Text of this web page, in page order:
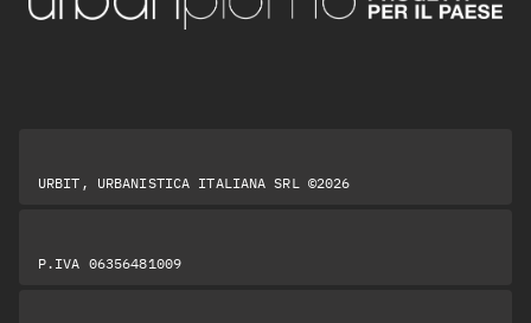
URBIT, URBANISTICA ITALIANA SRL ©2026
P.IVA 06356481009